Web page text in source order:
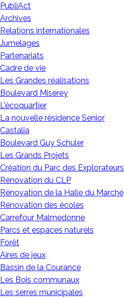
PubliAct
Archives
Relations internationales
Jumelages
Partenariats
Cadre de vie
Les Grandes réalisations
Boulevard Miserey
L'écoquartier
La nouvelle résidence Senior
Castalia
Boulevard Guy Schuler
Les Grands Projets
Création du Parc des Explorateurs
Rénovation du CLP
Rénovation de la Halle du Marché
Rénovation des écoles
Carrefour Malmedonne
Parcs et espaces naturels
Forêt
Aires de jeux
Bassin de la Courance
Les Bois communaux
Les serres municipales